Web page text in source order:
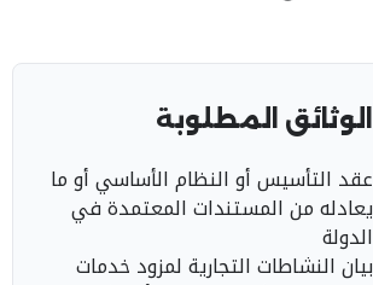
الوثائق المطلوبة
عقد التأسيس أو النظام الأساسي أو ما
يعادله من المستندات المعتمدة في
الدولة
بيان النشاطات التجارية لمزود خدمات